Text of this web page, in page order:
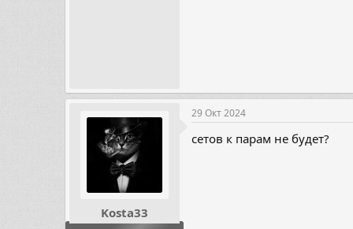
Kosta33
29 Окт 2024
сетов к парам не будет?